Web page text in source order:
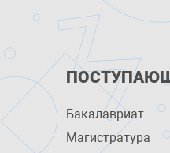
Бакалавриат
Магистратура